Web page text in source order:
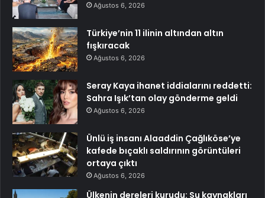
Ağustos 6, 2026
Türkiye’nin 11 ilinin altından altın
fışkıracak
Ağustos 6, 2026
Seray Kaya ihanet iddialarını reddetti:
Sahra Işık’tan olay gönderme geldi
Ağustos 6, 2026
Ünlü iş insanı Alaaddin Çağlıköse’ye
kafede bıçaklı saldırının görüntüleri
ortaya çıktı
Ağustos 6, 2026
Ülkenin dereleri kurudu: Su kaynakları